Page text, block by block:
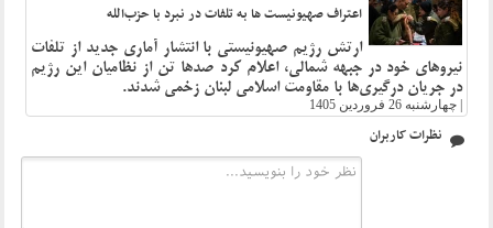
اعتراف صهیونیست ها به تلفات در نبرد با حزب‌الله
ارتش رژیم صهیونیستی با انتشار آماری جدید از تلفات
نیروهای خود در جبهه شمالی، اعلام کرد صدها تن از نظامیان این رژیم
در جریان درگیری‌ها با مقاومت اسلامی لبنان زخمی شدند.
چهارشنبه 26 فروردین 1405
نظرات کاربران